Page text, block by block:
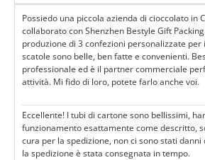
Possiedo una piccola azienda di cioccolato in
collaborato con Shenzhen Bestyle Gift
produzione di 3 confezioni personalizzate per
scatole sono belle, ben fatte e convenienti.
professionale ed è il partner commerciale
attività. Mi fido di loro, potete farlo anche voi.
Eccellente! I tubi di cartone sono bellissimi,
funzionamento esattamente come descritto,
cura per la spedizione, non ci sono stati
la spedizione è stata consegnata in tempo.